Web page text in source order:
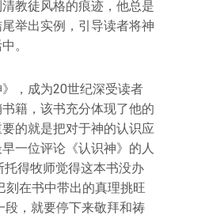
教徒风格的痕迹，他总是
举出实例，引导读者将神
。
，成为20世纪深受读者
籍，该书充分体现了他的
的就是把对于神的认识应
一位评论《认识神》的人
托得牧师觉得这本书没办
刻在书中带出的真理挑旺
段，就要停下来敬拜和祷